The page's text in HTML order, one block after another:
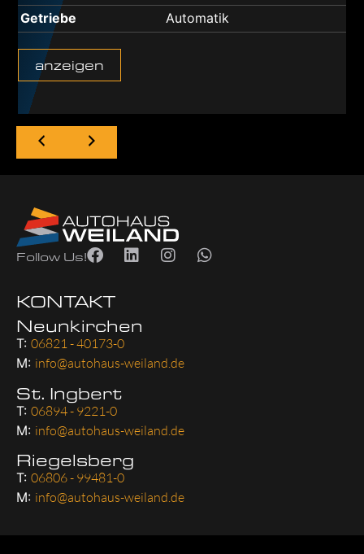
Getriebe
Automatik
anzeigen
Follow Us!
KONTAKT
Neunkirchen
T: 06821 - 40173-0
M: info@autohaus-weiland.de
St. Ingbert
T: 06894 - 9221-0
M: info@autohaus-weiland.de
Riegelsberg
T: 06806 - 99481-0
M: info@autohaus-weiland.de